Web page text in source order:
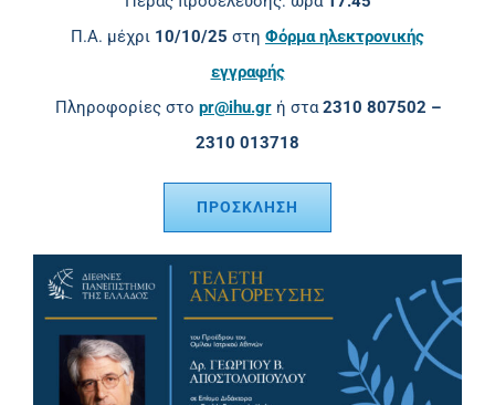
Π.Α. μέχρι 10/10/25 στη Φόρμα ηλεκτρονικής
εγγραφής
Πληροφορίες στο pr@ihu.gr ή στα2310 807502 –
2310 013718
ΠΡΟΣΚΛΗΣΗ